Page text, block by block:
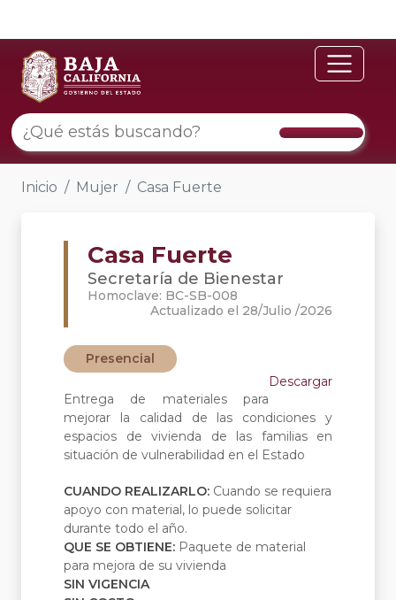
Inicio Mujer Casa Fuerte
Casa Fuerte
Secretaría de Bienestar
Homoclave: BC-SB-008
Actualizado el 28/Julio /2026
Presencial
Descargar
Entrega de materiales para
mejorar la calidad de las condiciones y
espacios de vivienda de las familias en
situación de vulnerabilidad en el Estado
CUANDO REALIZARLO: Cuando se requiera
apoyo con material, lo puede solicitar
durante todo el año.
QUE SE OBTIENE: Paquete de material
para mejora de su vivienda
SIN VIGENCIA